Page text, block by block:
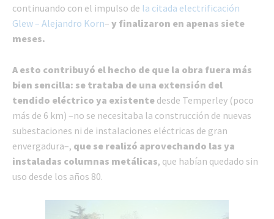
continuando con el impulso de la citada electrificación
Glew – Alejandro Korn– y finalizaron en apenas siete
meses.
A esto contribuyó el hecho de que la obra fuera más
bien sencilla: se trataba de una extensión del
tendido eléctrico ya existente desde Temperley (poco
más de 6 km) –no se necesitaba la construcción de nuevas
subestaciones ni de instalaciones eléctricas de gran
envergadura–, que se realizó aprovechando las ya
instaladas columnas metálicas, que habían quedado sin
uso desde los años 80.